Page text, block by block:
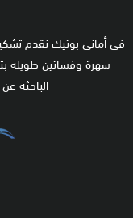
في أماني بوتيك نقدم
سهرة وفساتين طويلة
الباحثة